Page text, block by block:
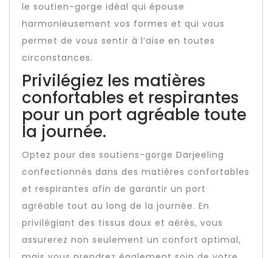
le soutien-gorge idéal qui épouse
harmonieusement vos formes et qui vous
permet de vous sentir à l’aise en toutes
circonstances.
Privilégiez les matières
confortables et respirantes
pour un port agréable toute
la journée.
Optez pour des soutiens-gorge Darjeeling
confectionnés dans des matières confortables
et respirantes afin de garantir un port
agréable tout au long de la journée. En
privilégiant des tissus doux et aérés, vous
assurerez non seulement un confort optimal,